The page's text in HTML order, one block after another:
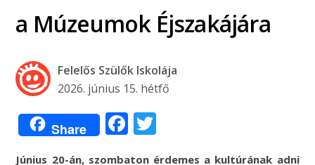
a Múzeumok Éjszakájára
Felelős Szülők Iskolája
2026. június 15. hétfő
Share Facebook
Június 20-án, szombaton érdemes a kultúrának adni